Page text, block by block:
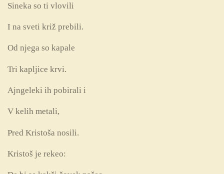
Sineka so ti vlovili
I na sveti križ prebili.
Od njega so kapale
Tri kapljice krvi.
Ajngeleki ih pobirali i
V kelih metali,
Pred Kristoša nosili.
Kristoš je rekeo: